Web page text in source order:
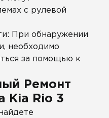
с рулевой
При обнаружении
необходимо
за помощью к
Ремонт
Kia Rio 3